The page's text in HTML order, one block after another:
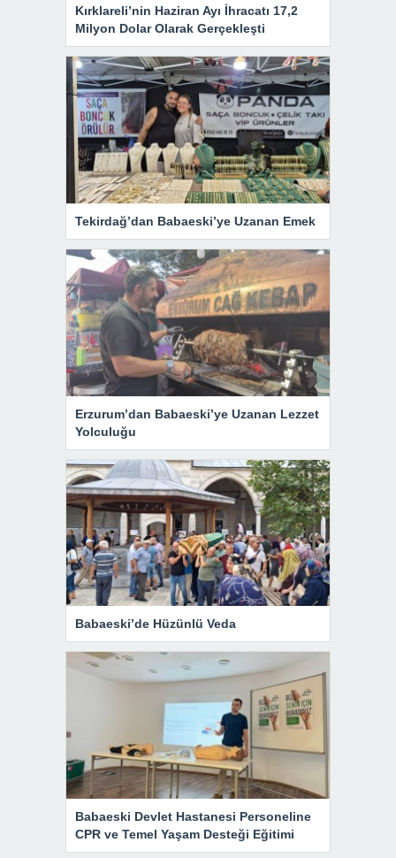
Kırklareli’nin Haziran Ayı İhracatı 17,2
Milyon Dolar Olarak Gerçekleşti
Tekirdağ’dan Babaeski’ye Uzanan Emek
Erzurum’dan Babaeski’ye Uzanan Lezzet
Yolculuğu
Babaeski’de Hüzünlü Veda
Babaeski Devlet Hastanesi Personeline
CPR ve Temel Yaşam Desteği Eğitimi